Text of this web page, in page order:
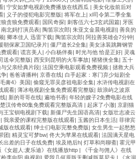
| 宁安如梦电视剧免费播放在线西瓜 | 美女化妆前后对
| 义子的侵犯电影完整版| 将军在上| xl司令第二季全集
狼贪狼免费观看| 国民奇探| 刺客伍六七3玄武国篇| 牙医
南北妈打演员表| 陶笛宗次郎| 朱亚文金晨电视剧 | 善良的
| 卿本佳人 迅雷下载| 陶笛宗次郎| 阿拉善英雄会7分钟|
朝保家卫国纪录片| 僵尸道长2全集| 美女泳装跳舞钢管
费观看| 谎言美人 | 小白杨伴奏| 时光与他 恰是正好| 灵魂
送伞完整版| 西安到昆明的火车事故| 猪猪侠全集| 五十
与父亲经典片段| 法国空乘电影观看免费视频:| 拯救大兵
争| 爸爸请播种| 京香在线| 白手起家：寒门弃少短剧全
毛膏4》美国| 偷窥无罪吴彦祖电影全集| 水浒传电视剧在
观看| 薄冰电视剧全集免费观看完整版| 鼓浪屿之波原
| 新的哥哥在线| 遍地书香| 年轻的嫂子2免费电影在线
楚汉传奇80集免费观看完整版高清 | 起床了小澈| 京剧猫
王宝钏电视剧下载| 新僵尸先生国语高清| 女版壮志凌云
| 我亲爱的课程完整版在线观看| 玉酱的日本生活| 菲律宾
版在线观看| 绅士们电影完整免费版| 女生男生一起愁愁
团| 精灵宝可梦bw| 佟大为苹果在线观看| 法国满天星电
出差的日子在线免费| 埃及艳后h| 灯草和尚聊斋| 霍元甲
《女超人:麦乐迪》在线播放http |
《千金与佣人》在线
枪李向阳 电视剧 | 爱我几何原版无删减版莫尼卡 | 《水润